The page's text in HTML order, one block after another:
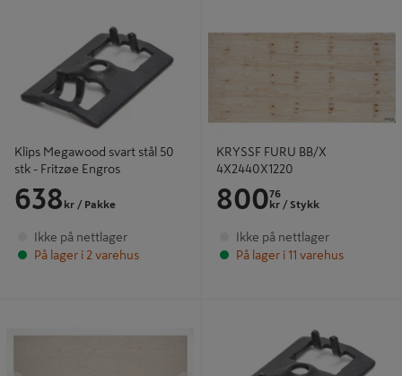
Klips Megawood svart stål 50
stk - Fritzøe Engros
638 kr / Pakke
Ikke på nettlager
På lager i 2 varehus
KRYSSF FURU BB/X
4X2440X1220
80076
kr / Stykk
Ikke på nettlager
På lager i 11 varehus